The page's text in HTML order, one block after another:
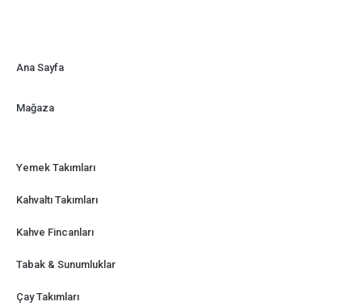
Ana Sayfa
Mağaza
Yemek Takımları
Kahvaltı Takımları
Kahve Fincanları
Tabak & Sunumluklar
Çay Takımları